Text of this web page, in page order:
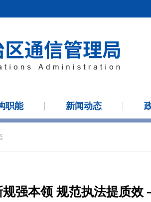
职能 新闻动态
规强本领 规范执法提质